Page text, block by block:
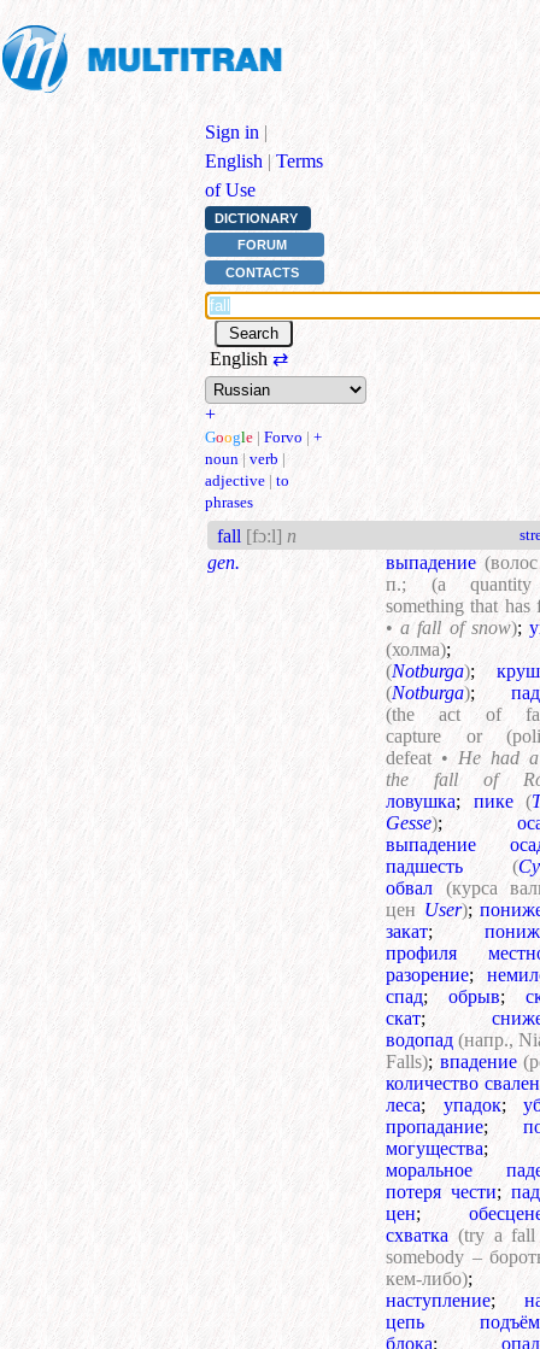
Sign in |
English | Terms
of Use
DICTIONARY
FORUM
CONTACTS
English ⇄
+
Google | Forvo | +
noun | verb |
adjective | to
phrases
fall [fɔ:l] n
gen. выпадение
п.; (a
something that has
•a fall of snow);
(холма);
(Notburga);
(Notburga);
(the act of
capture or
defeat • He had
the fall of
ловушка; пике (
Gesse);
выпадение
падшесть
(
обвал
(курса
цен User);
закат;
профиля
разорение;
спад; обрыв;
скат;
водопад (напр.,
Falls); впадение
количество
леса; упадок;
пропадание;
могущества;
моральное
потеря чести;
цен;
схватка (try a
somebody –
кем-либо);
наступление;
цепь
блока;